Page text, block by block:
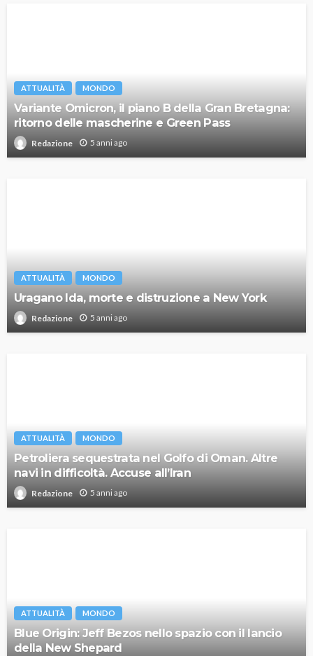
ATTUALITÀ MONDO
Variante Omicron, il piano B della Gran Bretagna:
ritorno delle mascherine e Green Pass
Redazione 5 anni ago
ATTUALITÀ MONDO
Uragano Ida, morte e distruzione a New York
Redazione 5 anni ago
ATTUALITÀ MONDO
Petroliera sequestrata nel Golfo di Oman. Altre
navi in difficoltà. Accuse all’Iran
Redazione 5 anni ago
ATTUALITÀ MONDO
Blue Origin: Jeff Bezos nello spazio con il lancio
della New Shepard